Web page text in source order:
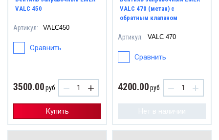
VALC 450
Артикул: VALC450
Сравнить
3500.00руб. − +
Купить
VALC 470 (метан) с
обратным клапаном
Артикул: VALC 470
Сравнить
4200.00руб. − +
Нет в наличии